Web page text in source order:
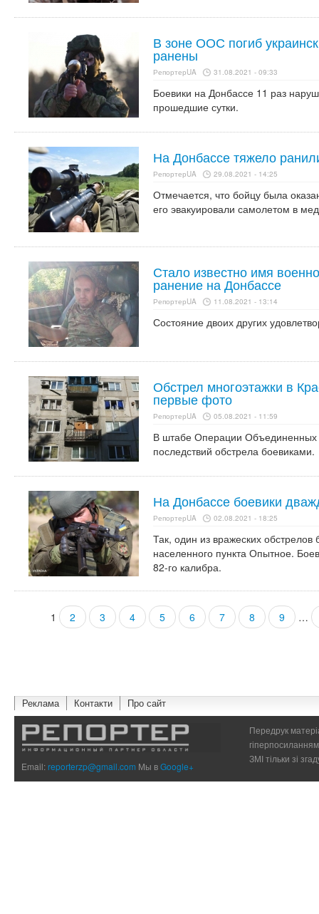
В зоне ООС погиб
ранены
РепортерUA 31.08.2021 - 09:33
Боевики на Донбассе 11 раз
прошедшие сутки.
На Донбассе тяжело
РепортерUA 29.08.2021 - 14:25
Отмечается, что бойцу была
его эвакуировали самолетом в
Стало известно имя
ранение на Донбассе
РепортерUA 11.08.2021 - 13:14
Состояние двоих других
Обстрел многоэтажки в
первые фото
РепортерUA 05.08.2021 - 11:59
В штабе Операции Объединенных
последствий обстрела боевиками.
На Донбассе боевики
РепортерUA 02.08.2021 - 18:25
Так, один из вражеских
населенного пункта Опытное.
82-го калибра.
Страницы
1 2 3 4 5 6 7 8 9 …
Реклама Контакти Про сайт
Email:reporterzp@gmail.com Мы вGoogle+
Передрук
ЗМІ тільки зі